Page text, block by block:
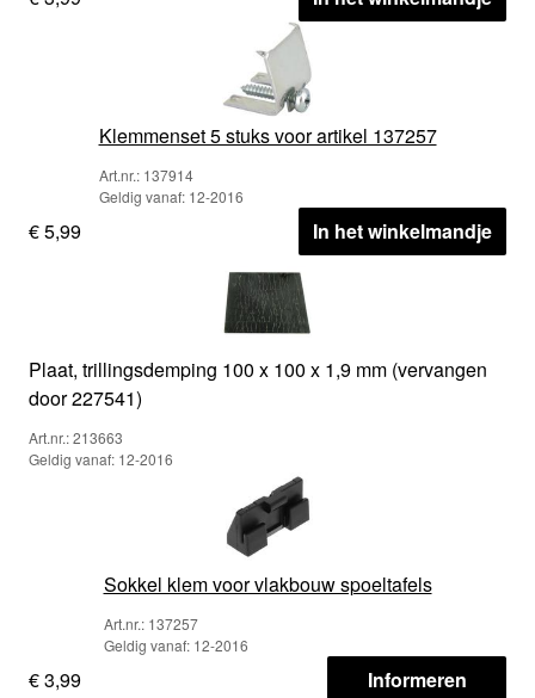
Klemmenset 5 stuks voor artikel 137257
Art.nr.: 137914
Geldig vanaf: 12-2016
€ 5,99 In het winkelmandje
Plaat, trillingsdemping 100 x 100 x 1,9 mm (vervangen
door 227541)
Art.nr.: 213663
Geldig vanaf: 12-2016
Sokkel klem voor vlakbouw spoeltafels
Art.nr.: 137257
Geldig vanaf: 12-2016
€ 3,99 Informeren